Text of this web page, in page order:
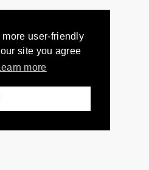
user-friendly
site you agree
more